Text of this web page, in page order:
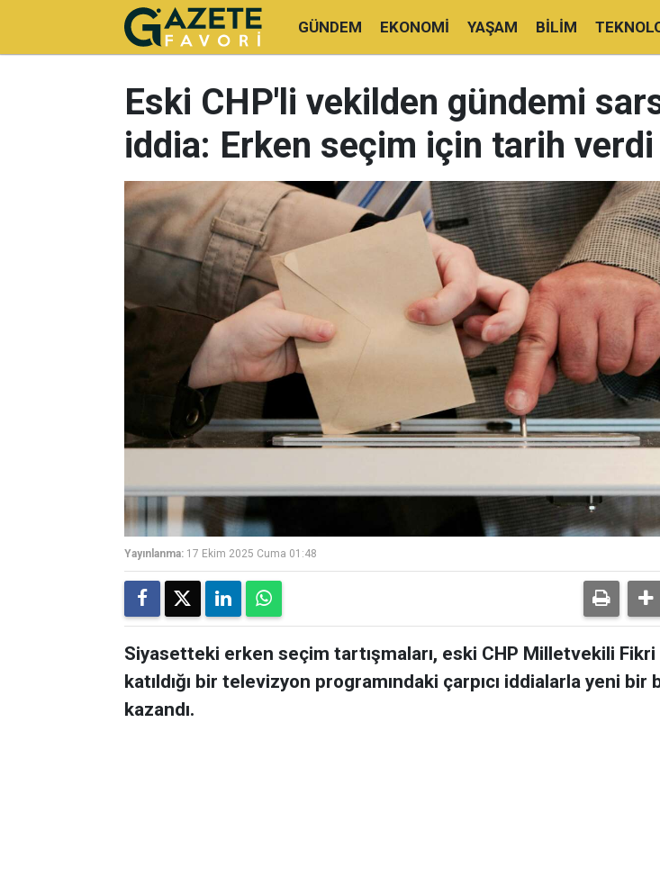
GÜNDEM EKONOMI YAŞAM BILIM
Eski CHP'li vekilden gündemi
iddia: Erken seçim için tarih verdi
Yayınlanma: 17 Ekim 2025 Cuma 01:48
Siyasetteki erken seçim tartışmaları, eski CHP Milletvekili Fikri
katıldığı bir televizyon programındaki çarpıcı iddialarla yeni bir
kazandı.